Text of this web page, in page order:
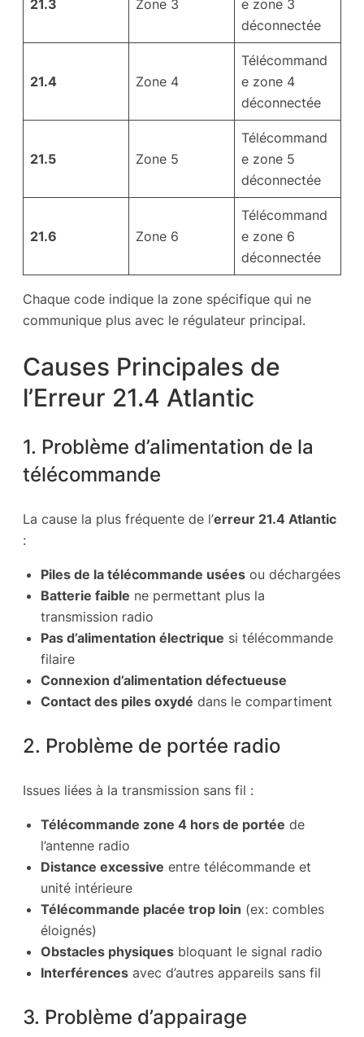
21.3 Zone 3
e zone 3
déconnectée
21.4 Zone 4
Télécommand
e zone 4
déconnectée
21.5 Zone 5
Télécommand
e zone 5
déconnectée
21.6 Zone 6
Télécommand
e zone 6
déconnectée
Chaque code indique la zone spécifique qui ne
communique plus avec le régulateur principal.
Causes Principales de
l’Erreur 21.4 Atlantic
1. Problème d’alimentation de la
télécommande
La cause la plus fréquente de l’erreur 21.4 Atlantic
:
Piles de la télécommande usées ou déchargées
Batterie faible ne permettant plus la
transmission radio
Pas d’alimentation électrique si télécommande
filaire
Connexion d’alimentation défectueuse
Contact des piles oxydé dans le compartiment
2. Problème de portée radio
Issues liées à la transmission sans fil :
Télécommande zone 4 hors de portée de
l’antenne radio
Distance excessive entre télécommande et
unité intérieure
Télécommande placée trop loin (ex: combles
éloignés)
Obstacles physiques bloquant le signal radio
Interférences avec d’autres appareils sans fil
3. Problème d’appairage